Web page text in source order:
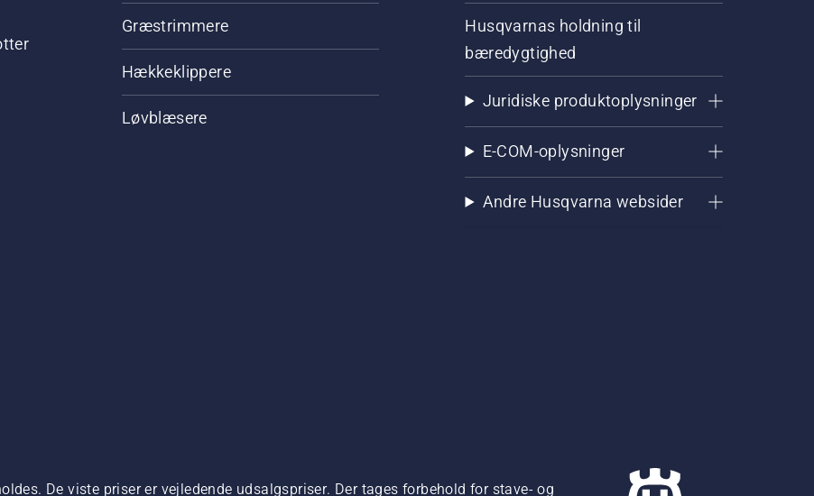
Græstrimmere
Hækkeklippere
Løvblæsere
Husqvarnas holdning til
bæredygtighed
Juridiske produktoplysninger
E-COM-oplysninger
Andre Husqvarna websider
De viste priser er vejledende udsalgspriser. Der tages forbehold for stave- og